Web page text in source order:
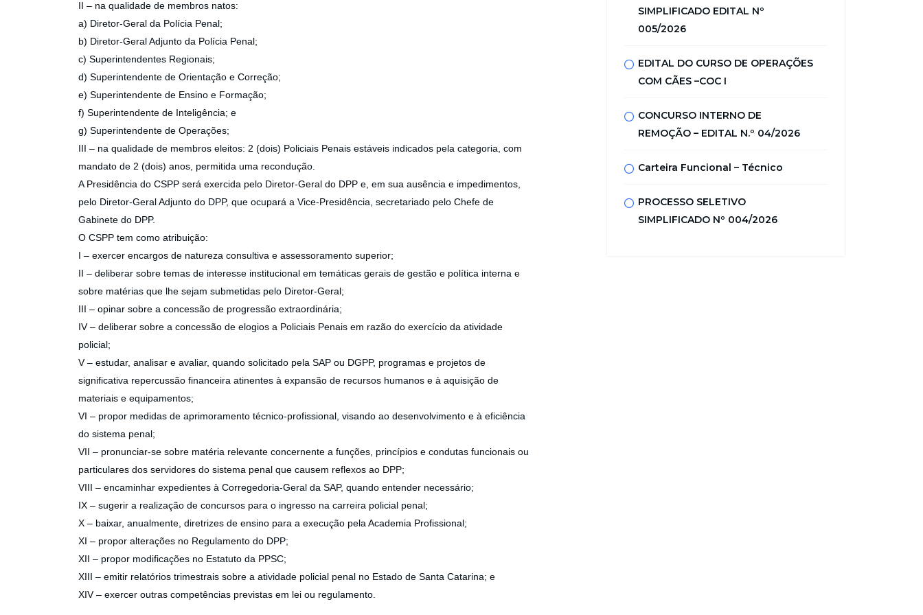
II – na qualidade de membros natos:
a) Diretor-Geral da Polícia Penal;
b) Diretor-Geral Adjunto da Polícia Penal;
c) Superintendentes Regionais;
d) Superintendente de Orientação e Correção;
e) Superintendente de Ensino e Formação;
f) Superintendente de Inteligência; e
g) Superintendente de Operações;
III – na qualidade de membros eleitos: 2 (dois) Policiais Penais estáveis indicados pela categoria, com
mandato de 2 (dois) anos, permitida uma recondução.
A Presidência do CSPP será exercida pelo Diretor-Geral do DPP e, em sua ausência e impedimentos,
pelo Diretor-Geral Adjunto do DPP, que ocupará a Vice-Presidência, secretariado pelo Chefe de
Gabinete do DPP.
O CSPP tem como atribuição:
I – exercer encargos de natureza consultiva e assessoramento superior;
II – deliberar sobre temas de interesse institucional em temáticas gerais de gestão e política interna e
sobre matérias que lhe sejam submetidas pelo Diretor-Geral;
III – opinar sobre a concessão de progressão extraordinária;
IV – deliberar sobre a concessão de elogios a Policiais Penais em razão do exercício da atividade
policial;
V – estudar, analisar e avaliar, quando solicitado pela SAP ou DGPP, programas e projetos de
significativa repercussão financeira atinentes à expansão de recursos humanos e à aquisição de
materiais e equipamentos;
VI – propor medidas de aprimoramento técnico-profissional, visando ao desenvolvimento e à eficiência
do sistema penal;
VII – pronunciar-se sobre matéria relevante concernente a funções, princípios e condutas funcionais ou
particulares dos servidores do sistema penal que causem reflexos ao DPP;
VIII – encaminhar expedientes à Corregedoria-Geral da SAP, quando entender necessário;
IX – sugerir a realização de concursos para o ingresso na carreira policial penal;
X – baixar, anualmente, diretrizes de ensino para a execução pela Academia Profissional;
XI – propor alterações no Regulamento do DPP;
XII – propor modificações no Estatuto da PPSC;
XIII – emitir relatórios trimestrais sobre a atividade policial penal no Estado de Santa Catarina; e
XIV – exercer outras competências previstas em lei ou regulamento.
SIMPLIFICADO EDITAL Nº
005/2026
EDITAL DO CURSO DE OPERAÇÕES
COM CÃES –COC I
CONCURSO INTERNO DE
REMOÇÃO – EDITAL N.º 04/2026
Carteira Funcional – Técnico
PROCESSO SELETIVO
SIMPLIFICADO Nº 004/2026